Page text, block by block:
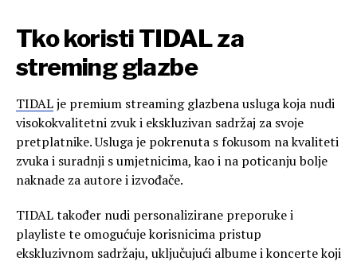
Tko koristi TIDAL za
streming glazbe
TIDALje premium streaming glazbena usluga koja nudi
visokokvalitetni zvuk i ekskluzivan sadržaj za svoje
pretplatnike. Usluga je pokrenuta s fokusom na kvaliteti
zvuka i suradnji s umjetnicima, kao i na poticanju bolje
naknade za autore i izvođače.
TIDAL također nudi personalizirane preporuke i
playliste te omogućuje korisnicima pristup
ekskluzivnom sadržaju, uključujući albume i koncerte koji